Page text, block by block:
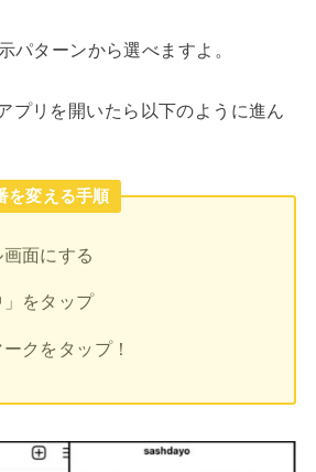
パターンから選べますよ。
プリを開いたら以下のように進ん
を変える手順
面にする
」をタップ
クをタップ！